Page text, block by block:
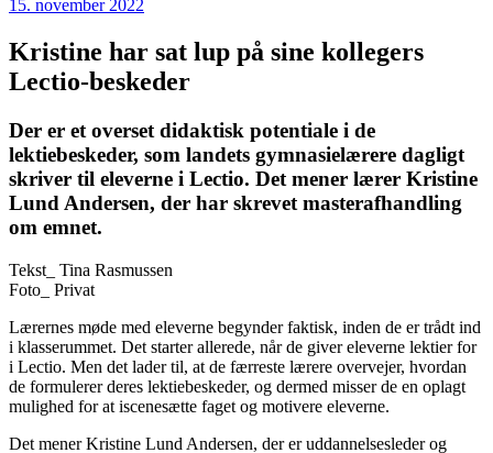
15. november 2022
Kristine har sat lup på sine kollegers
Lectio-beskeder
Der er et overset didaktisk potentiale i de
lektiebeskeder, som landets gymnasielærere dagligt
skriver til eleverne i Lectio. Det mener lærer Kristine
Lund Andersen, der har skrevet masterafhandling
om emnet.
Tekst_ Tina Rasmussen
Foto_ Privat
Lærernes møde med eleverne begynder faktisk, inden de er trådt ind
i klasserummet. Det starter allerede, når de giver eleverne lektier for
i Lectio. Men det lader til, at de færreste lærere overvejer, hvordan
de formulerer deres lektiebeskeder, og dermed misser de en oplagt
mulighed for at iscenesætte faget og motivere eleverne.
Det mener Kristine Lund Andersen, der er uddannelsesleder og